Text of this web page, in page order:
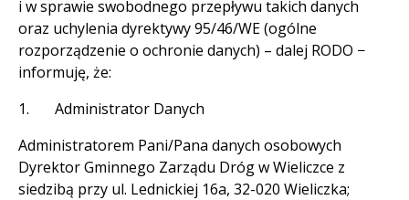
i w sprawie swobodnego przepływu takich danych
oraz uchylenia dyrektywy 95/46/WE (ogólne
rozporządzenie o ochronie danych) – dalej RODO −
informuję, że:
1. Administrator Danych
Administratorem Pani/Pana danych osobowych
Dyrektor Gminnego Zarządu Dróg w Wieliczce z
siedzibą przy ul. Lednickiej 16a, 32-020 Wieliczka;